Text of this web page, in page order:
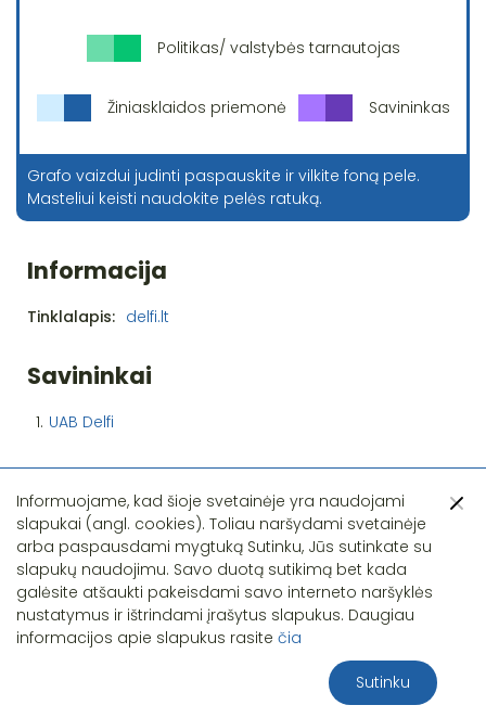
Politikas/ valstybės tarnautojas
Žiniasklaidos priemonė Savininkas
Grafo vaizdui judinti paspauskite ir vilkite foną pele.
Masteliui keisti naudokite pelės ratuką.
Informacija
Tinklalapis: delfi.lt
Savininkai
1. UAB Delfi
Pastebėjote klaidą?
Informuojame, kad šioje svetainėje yra naudojami
slapukai (angl. cookies). Toliau naršydami svetainėje
arba paspausdami mygtuką Sutinku, Jūs sutinkate su
slapukų naudojimu. Savo duotą sutikimą bet kada
galėsite atšaukti pakeisdami savo interneto naršyklės
nustatymus ir ištrindami įrašytus slapukus. Daugiau
informacijos apie slapukus rasite čia
Sutinku